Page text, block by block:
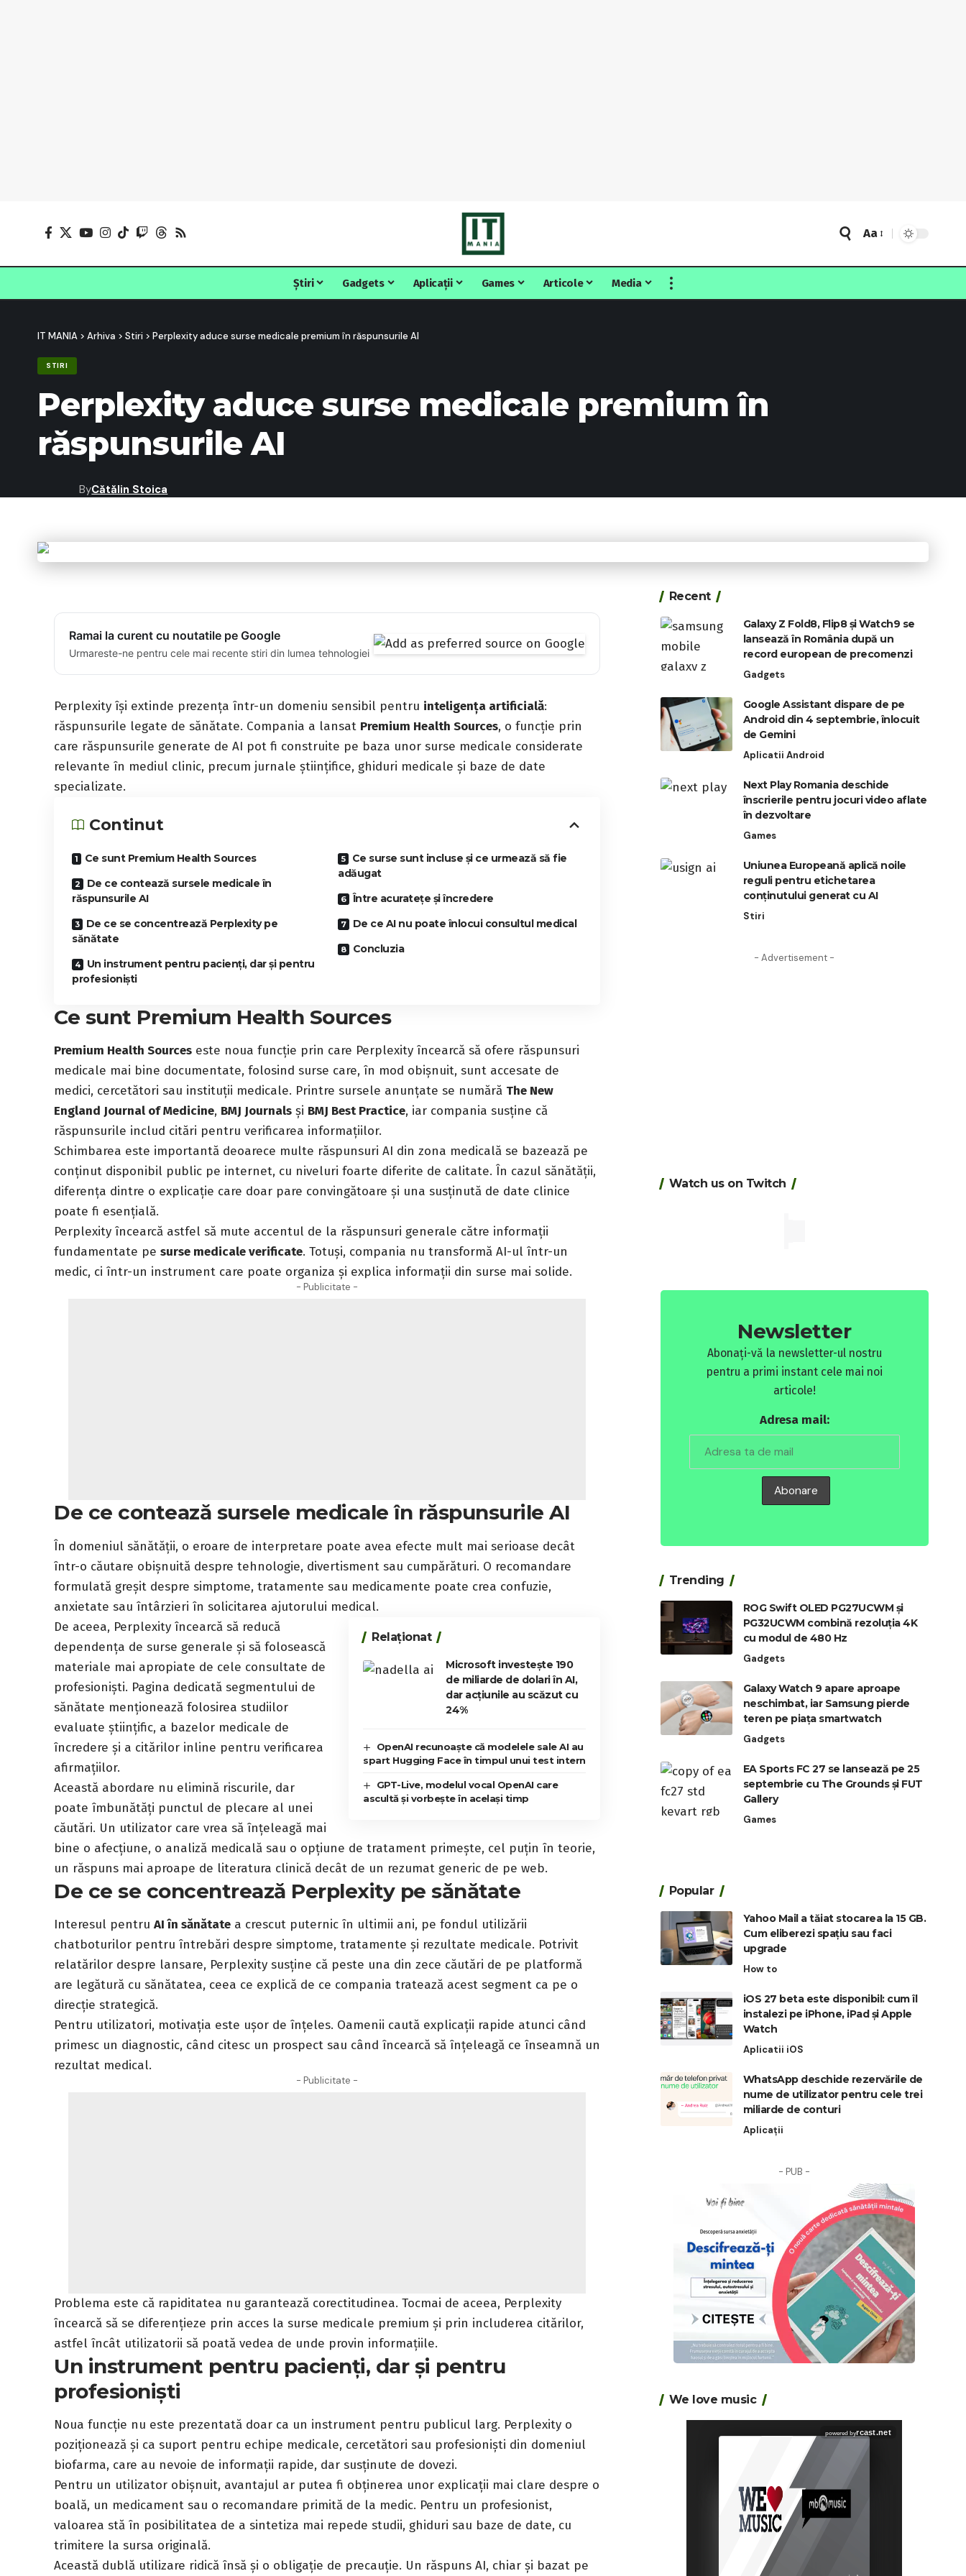
Font
Resizer
Aa
Știri Gadgets Aplicații Games Articole Media
IT MANIA > Arhiva > Stiri > Perplexity aduce surse medicale premium în răspunsurile AI
STIRI
Perplexity aduce surse medicale premium în
răspunsurile AI
ByCătălin Stoica
Ramai la curent cu noutatile pe Google
Urmareste-ne pentru cele mai recente stiri din lumea tehnologiei
Perplexity își extinde prezența într-un domeniu sensibil pentru inteligența artificială:
răspunsurile legate de sănătate. Compania a lansat Premium Health Sources, o funcție prin
care răspunsurile generate de AI pot fi construite pe baza unor surse medicale considerate
relevante în mediul clinic, precum jurnale științifice, ghiduri medicale și baze de date
specializate.
Continut
Ce sunt Premium Health Sources
De ce contează sursele medicale în
răspunsurile AI
De ce se concentrează Perplexity pe
sănătate
Un instrument pentru pacienți, dar și pentru
profesioniști
Ce surse sunt incluse și ce urmează să fie
adăugat
Între acuratețe și încredere
De ce AI nu poate înlocui consultul medical
Concluzia
Ce sunt Premium Health Sources
Premium Health Sources este noua funcție prin care Perplexity încearcă să ofere răspunsuri
medicale mai bine documentate, folosind surse care, în mod obișnuit, sunt accesate de
medici, cercetători sau instituții medicale. Printre sursele anunțate se numără The New
England Journal of Medicine, BMJ Journals și BMJ Best Practice, iar compania susține că
răspunsurile includ citări pentru verificarea informațiilor.
Schimbarea este importantă deoarece multe răspunsuri AI din zona medicală se bazează pe
conținut disponibil public pe internet, cu niveluri foarte diferite de calitate. În cazul sănătății,
diferența dintre o explicație care doar pare convingătoare și una susținută de date clinice
poate fi esențială.
Perplexity încearcă astfel să mute accentul de la răspunsuri generale către informații
fundamentate pesurse medicale verificate. Totuși, compania nu transformă AI-ul într-un
medic, ci într-un instrument care poate organiza și explica informații din surse mai solide.
- Publicitate -
De ce contează sursele medicale în răspunsurile AI
În domeniul sănătății, o eroare de interpretare poate avea efecte mult mai serioase decât
într-o căutare obișnuită despre tehnologie, divertisment sau cumpărături. O recomandare
formulată greșit despre simptome, tratamente sau medicamente poate crea confuzie,
anxietate sau întârzieri în solicitarea ajutorului medical.
Relaționat
Microsoft investește 190
de miliarde de dolari în AI,
dar acțiunile au scăzut cu
24%
OpenAI recunoaște că modelele sale AI au
spart Hugging Face în timpul unui test intern
GPT-Live, modelul vocal OpenAI care
ascultă și vorbește în același timp
De aceea, Perplexity încearcă să reducă
dependența de surse generale și să folosească
materiale mai apropiate de cele consultate de
profesioniști. Pagina dedicată segmentului de
sănătate menționează folosirea studiilor
evaluate științific, a bazelor medicale de
încredere și a citărilor inline pentru verificarea
afirmațiilor.
Această abordare nu elimină riscurile, dar
poate îmbunătăți punctul de plecare al unei
căutări. Un utilizator care vrea să înțeleagă mai
bine o afecțiune, o analiză medicală sau o opțiune de tratament primește, cel puțin în teorie,
un răspuns mai aproape de literatura clinică decât de un rezumat generic de pe web.
De ce se concentrează Perplexity pe sănătate
Interesul pentruAI în sănătate a crescut puternic în ultimii ani, pe fondul utilizării
chatboturilor pentru întrebări despre simptome, tratamente și rezultate medicale. Potrivit
relatărilor despre lansare, Perplexity susține că peste una din zece căutări de pe platformă
are legătură cu sănătatea, ceea ce explică de ce compania tratează acest segment ca pe o
direcție strategică.
Pentru utilizatori, motivația este ușor de înțeles. Oamenii caută explicații rapide atunci când
primesc un diagnostic, când citesc un prospect sau când încearcă să înțeleagă ce înseamnă un
rezultat medical.
- Publicitate -
Problema este că rapiditatea nu garantează corectitudinea. Tocmai de aceea, Perplexity
încearcă să se diferențieze prin acces la surse medicale premium și prin includerea citărilor,
astfel încât utilizatorii să poată vedea de unde provin informațiile.
Un instrument pentru pacienți, dar și pentru
profesioniști
Noua funcție nu este prezentată doar ca un instrument pentru publicul larg. Perplexity o
poziționează și ca suport pentru echipe medicale, cercetători sau profesioniști din domeniul
biofarma, care au nevoie de informații rapide, dar susținute de dovezi.
Pentru un utilizator obișnuit, avantajul ar putea fi obținerea unor explicații mai clare despre o
boală, un medicament sau o recomandare primită de la medic. Pentru un profesionist,
valoarea stă în posibilitatea de a sintetiza mai repede studii, ghiduri sau baze de date, cu
trimitere la sursa originală.
Această dublă utilizare ridică însă și o obligație de precauție. Un răspuns AI, chiar și bazat pe
Recent
Galaxy Z Fold8, Flip8 și Watch9 se
lansează în România după un
record european de precomenzi
Gadgets
Google Assistant dispare de pe
Android din 4 septembrie, înlocuit
de Gemini
Aplicatii Android
Next Play Romania deschide
înscrierile pentru jocuri video aflate
în dezvoltare
Games
Uniunea Europeană aplică noile
reguli pentru etichetarea
conținutului generat cu AI
Stiri
- Advertisement -
Watch us on Twitch
Newsletter
Abonați-vă la newsletter-ul nostru
pentru a primi instant cele mai noi
articole!
Adresa mail:
Trending
ROG Swift OLED PG27UCWM și
PG32UCWM combină rezoluția 4K
cu modul de 480 Hz
Gadgets
Galaxy Watch 9 apare aproape
neschimbat, iar Samsung pierde
teren pe piața smartwatch
Gadgets
EA Sports FC 27 se lansează pe 25
septembrie cu The Grounds și FUT
Gallery
Games
Popular
Yahoo Mail a tăiat stocarea la 15 GB.
Cum eliberezi spațiu sau faci
upgrade
How to
iOS 27 beta este disponibil: cum îl
instalezi pe iPhone, iPad și Apple
Watch
Aplicatii iOS
WhatsApp deschide rezervările de
nume de utilizator pentru cele trei
miliarde de conturi
Aplicații
- PUB -
We love music